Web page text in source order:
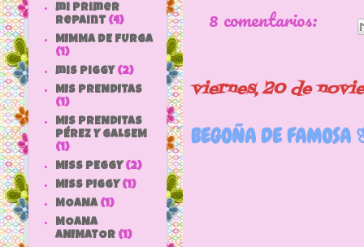
8 comentarios:
viernes, 20 de
BEGOÑA DE FAMOSA
mi primer
repaint (4)
MIMMA DE FURGA
(1)
mis piggy (2)
MIS PRENDITAS
(1)
MIS PRENDITAS
PÉREZ Y GALSEM
(1)
MISS PEGGY (2)
MISS PIGGY (1)
MOANA (1)
MOANA
ANIMATOR (1)